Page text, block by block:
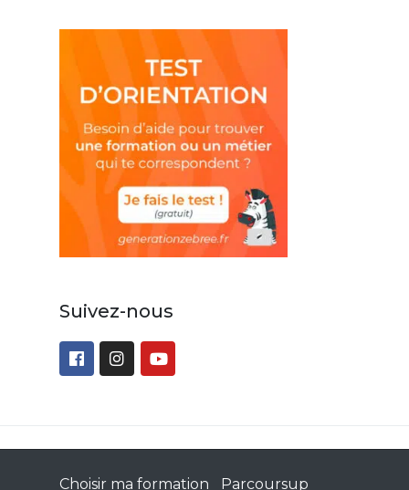
Suivez-nous
Choisir ma formation Parcoursup